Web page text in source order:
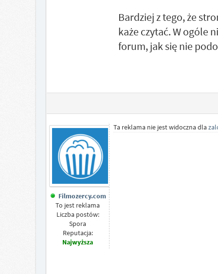
Bardziej z tego, że
każe czytać. W ogóle
forum, jak się nie
Filmozercy.com
To jest reklama
Liczba postów:
Spora
Reputacja:
Najwyższa
Ta reklama nie jest widoczna dla